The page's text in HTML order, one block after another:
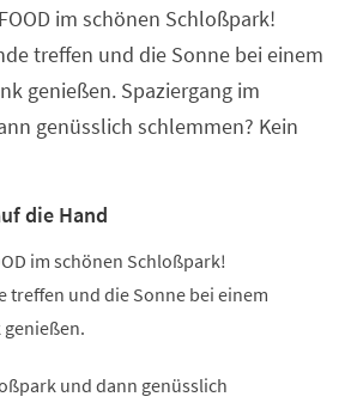
im schönen Schloßpark!
treffen und die Sonne bei einem
genießen. Spaziergang im
genüsslich schlemmen? Kein
die Hand
im schönen Schloßpark!
treffen und die Sonne bei einem
und dann genüsslich